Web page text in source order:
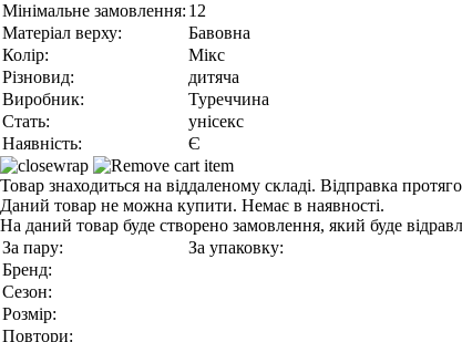
Мінімальне замовлення: 12
Матеріал верху:
Бавовна
Колір:
Мікс
Різновид:
дитяча
Виробник:
Туреччина
Стать:
унісекс
Наявність:
Є
Товар знаходиться на віддаленому складі. Відправка
Даний товар не можна купити. Немає в наявності.
На даний товар буде створено замовлення, який буде
За пару:
За упаковку:
Бренд:
Сезон:
Розмір:
Повтори: